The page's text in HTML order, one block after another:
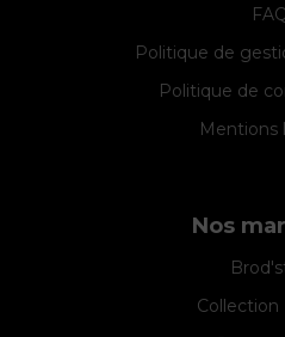
Politique de
Politique de
Mentions
Nos
Collection